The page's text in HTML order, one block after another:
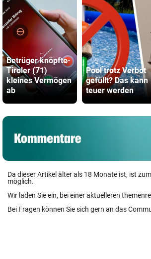
Betrüger knöpfte
Tiroler (71)
kleines Vermögen
ab
Pool trotz Verbot
gefüllt? Das kann
teuer werden
Da dieser Artikel älter als 18 Monate ist, ist
möglich.
Wir laden Sie ein, bei einer aktuelleren
Bei Fragen können Sie sich gern an das